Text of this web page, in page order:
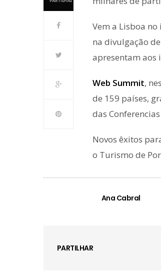
Vem a Lisboa
na divulgação
apresentam aos
Web Summit,
de 159 países,
das Conferencias
Novos êxitos
o Turismo de
Ana Cabral
PARTILHAR